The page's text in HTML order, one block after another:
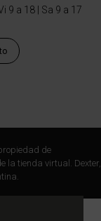
9 a 18 | Sa 9 a 17
de
la tienda virtual. Dexter,